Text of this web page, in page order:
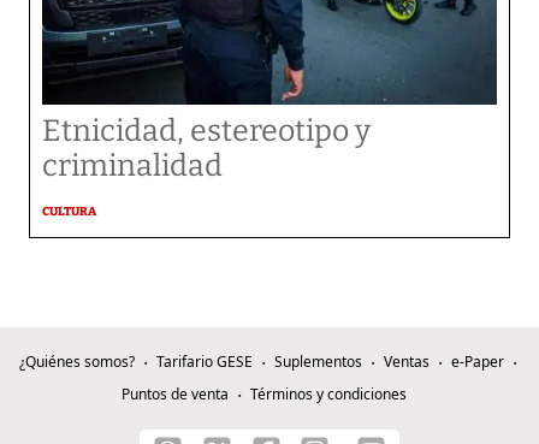
Etnicidad, estereotipo y
criminalidad
CULTURA
¿Quiénes somos? Tarifario GESE Suplementos Ventas
e-Paper
Puntos de venta
Términos y condiciones